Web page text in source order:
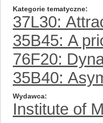
Kategorie tematyczne
37L30:
35B45: A
76F20:
35B40:
Wydawca
Institute of